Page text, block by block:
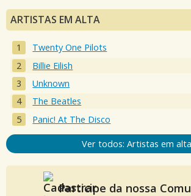
ARTISTAS EM ALTA
Twenty One Pilots
Billie Eilish
Unknown
The Beatles
Panic! At The Disco
Ver todos: Artistas em alta
Participe da nossa